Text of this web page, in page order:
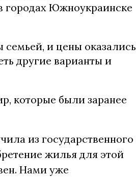
городах Южноукраинске
и цены оказались
другие варианты и
которые были заранее
из государственного
жилья для этой
Нами уже